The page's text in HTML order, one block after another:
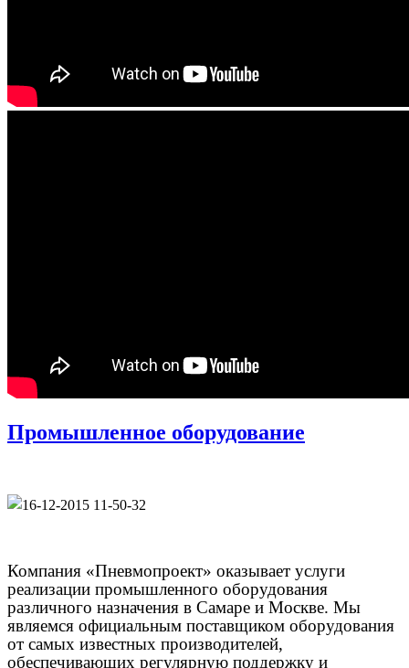
Промышленное оборудование
Компания «Пневмопроект» оказывает услуги
реализации промышленного оборудования
различного назначения в Самаре и Москве. Мы
являемся официальным поставщиком оборудования
от самых известных производителей,
обеспечивающих регулярную поддержку и